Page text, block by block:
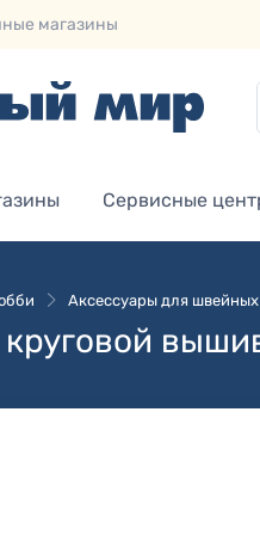
магазины
Сервисные
Аксессуары для
круговой